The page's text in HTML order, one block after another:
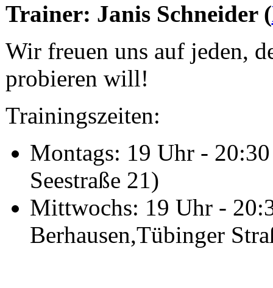
Trainer: Janis Schneider (
Wir freuen uns auf jeden,
probieren will!
Trainingszeiten:
Montags: 19 Uhr -
Seestraße 21)
Mittwochs: 19 Uhr -
Berhausen,Tübinger